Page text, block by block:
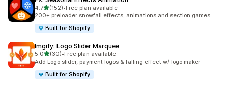
4.7เต็ม 5 ดาว
(152)
ทั้งหมด 152 รีวิว
•Free plan available
200+ preloader snowfall effects, animations and section games
Built for Shopify
Imgify: Logo Slider Marquee
5.0เต็ม 5 ดาว
(30)
ทั้งหมด 30 รีวิว
•Free plan available
Add Logo slider, payment logos & falling effect w/ logo maker
Built for Shopify